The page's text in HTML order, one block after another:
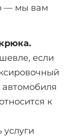
— мы вам
если
автомобиля
к
услуги